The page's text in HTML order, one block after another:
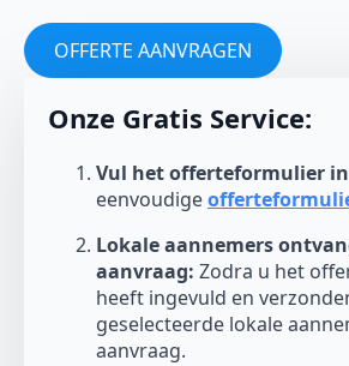
OFFERTE AANVRAGEN
Onze Gratis Service:
Vul het offerteformulier
eenvoudige
Lokale aannemers
aanvraag: Zodra u het
heeft ingevuld en
geselecteerde lokale
aanvraag.